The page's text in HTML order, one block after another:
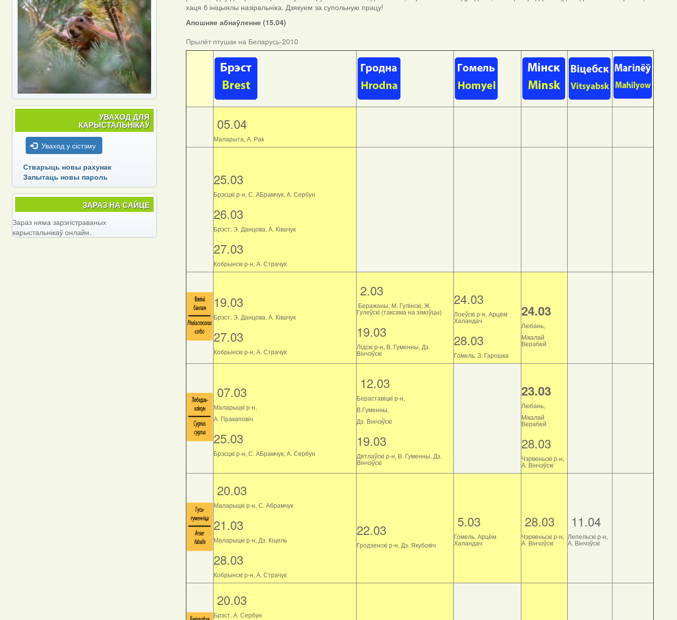
хаця б ініцыялы назіральніка. Дзякуем за супольную працу!
Апошняе абнаўленне (15.04)
Прылёт птушак на Беларусь-2010
05.04
Маларыта, А. Рак
25.03
Брэсцкі р-н, С. АБрамчук, А. Сербун
26.03
Брэст, Э. Данцова, А. Ківачук
27.03
Кобрынскі р-н, А. Страчук
19.03
Брэст, Э. Данцова, А. Ківачук
27.03
Кобрынскі р-н, А. Страчук
2.03
Беражаны, М. Гулінскі, Ж.
Гулеўскі (таксама на зімоўцы)
19.03
Лідскі р-н, В. Гуменны, Дз.
Вінчэўскі
24.03
Лоеўскі р-н, Арцём
Халандач
28.03
Гомель, З. Гарошка
24.03
Любань,
Мікалай
Верабей
07.03
Маларыцкі р-н,
А. Пракаповіч
25.03
Брэсцкі р-н, С. АБрамчук, А. Сербун
12.03
Бераставіцкі р-н,
В.Гуменны,
Дз. Вінчэўскі
19.03
Дятлаўскі р-н, В. Гуменны, Дз.
Вінчэўскі
23.03
Любань,
Мікалай
Верабей
28.03
Чэрвеньскі р-н,
А. Вінчэўскі
20.03
Маларыцкі р-н, С. Абрамчук
21.03
Маларыцкі р-н, Дз. Кіцель
28.03
Кобрынскі р-н, А. Страчук
22.03
Гродзенскі р-н, Дз. Якубовіч
5.03
Гомель, Арцём
Халандач
28.03
Чэрвеньскі р-н,
А. Вінчэўскі
11.04
Лепельскі р-н,
А. Вінчэўскі
20.03
Брэст, А. Сербун
УВАХОД ДЛЯ
КАРЫСТАЛЬНІКАЎ
Уваход у сістэму
Стварыць новы рахунак
Запытаць новы пароль
ЗАРАЗ НА САЙЦЕ
Зараз няма зарэгістраваных
карыстальнікаў онлайн.